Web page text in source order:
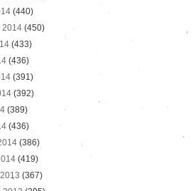
(440)
2014 (450)
(433)
(436)
(391)
(392)
(389)
(436)
(386)
(419)
(367)